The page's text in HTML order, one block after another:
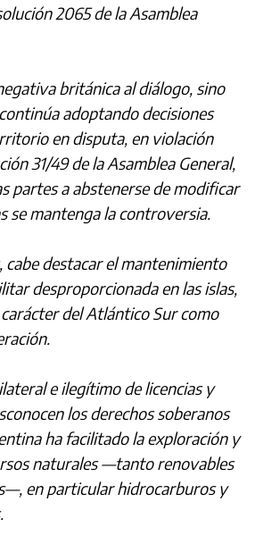
2065 de la Asamblea
británica al diálogo, sino
adoptando decisiones
en disputa, en violación
31/49 de la Asamblea General,
partes a abstenerse de modificar
se mantenga la controversia.
cabe destacar el mantenimiento
desproporcionada en las islas,
del Atlántico Sur como
e ilegítimo de licencias y
los derechos soberanos
ha facilitado la exploración y
naturales —tanto renovables
en particular hidrocarburos y